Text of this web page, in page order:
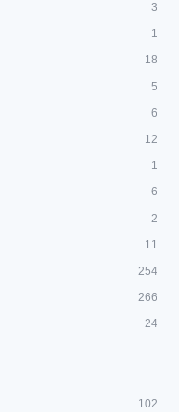
3
1
18
5
6
12
1
6
2
11
254
266
24
102